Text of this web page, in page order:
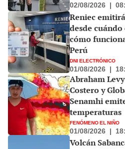
02/08/2026 |
Reniec
desde
cómo
Perú
DNI ELECTRÓNICO
01/08/2026 |
Abraham
Costero y
Senamhi
temperaturas
FENÓMENO EL NIÑO
01/08/2026 |
Volcán